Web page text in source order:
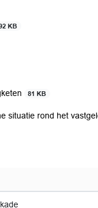
KB
81 KB
situatie rond het